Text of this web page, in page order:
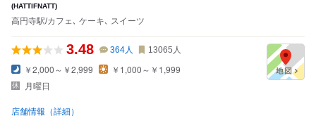
(HATTIFNATT)
高円寺駅/カフェ､ ケーキ､ スイーツ
3.48 364人 13065 人
￥2,000～￥2,999
￥1,000～￥1,999
月曜日
店舗情報（詳細）